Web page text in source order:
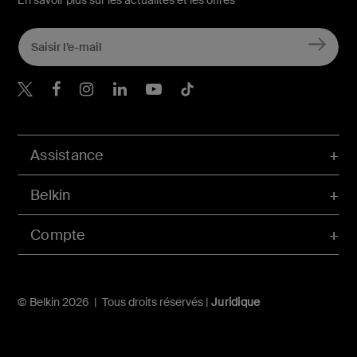
Compte
Assistance
Belkin
© Belkin 2026 | Tous droits réservés | Juridique
Belkin Twitter
Belkin Facebook
Belkin Instagram
Belkin LinkedIn
Belkin Youtube
Belkin TikTok